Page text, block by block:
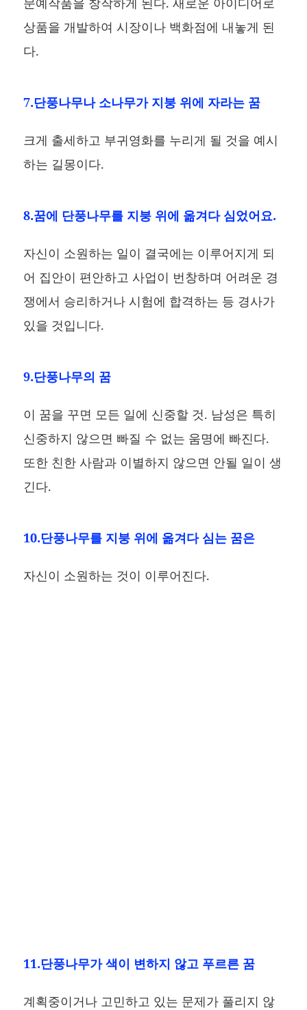
상품을 개발하여 시장이나 백화점에 내놓게 된
다.
7.단풍나무나 소나무가 지붕 위에 자라는 꿈
크게 출세하고 부귀영화를 누리게 될 것을 예시
하는 길몽이다.
8.꿈에 단풍나무를 지붕 위에 옮겨다 심었어요.
자신이 소원하는 일이 결국에는 이루어지게 되
어 집안이 편안하고 사업이 번창하며 어려운 경
쟁에서 승리하거나 시험에 합격하는 등 경사가
있을 것입니다.
9.단풍나무의 꿈
이 꿈을 꾸면 모든 일에 신중할 것. 남성은 특히
신중하지 않으면 빠질 수 없는 움명에 빠진다.
또한 친한 사람과 이별하지 않으면 안될 일이 생
긴다.
10.단풍나무를 지붕 위에 옮겨다 심는 꿈은
자신이 소원하는 것이 이루어진다.
11.단풍나무가 색이 변하지 않고 푸르른 꿈
계획중이거나 고민하고 있는 문제가 풀리지 않